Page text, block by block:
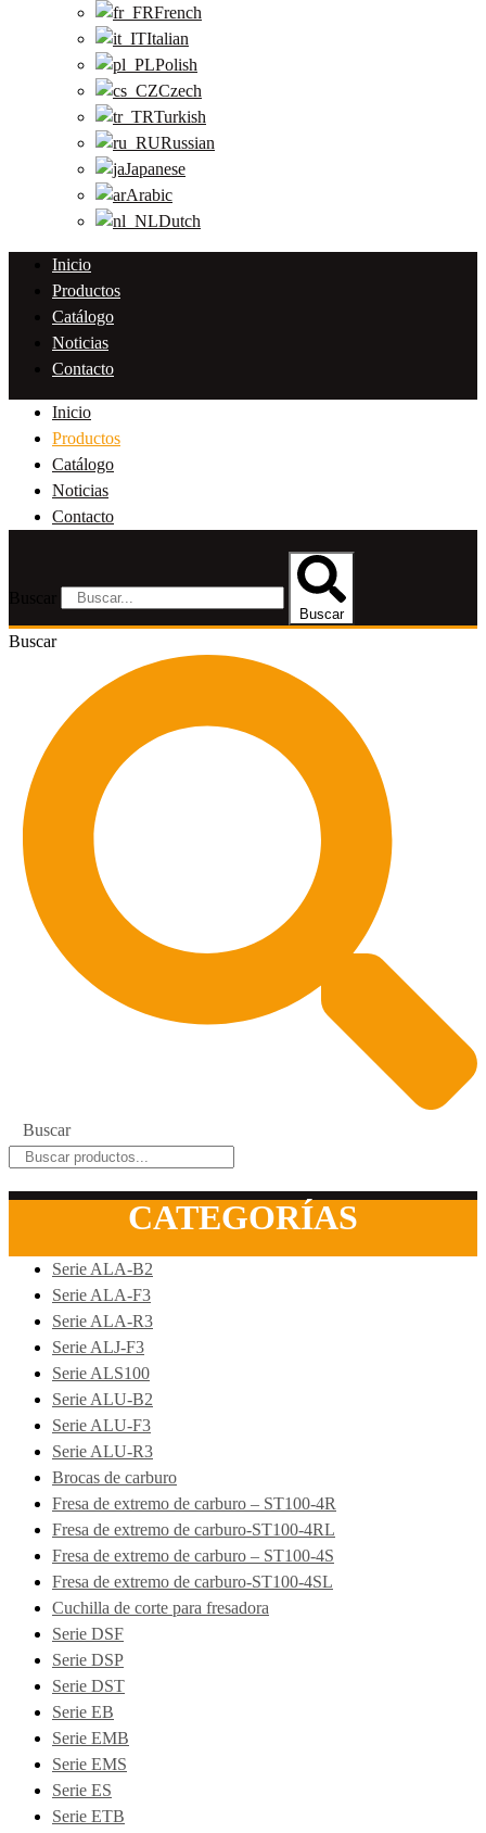
French
Italian
Polish
Czech
Turkish
Russian
Japanese
Arabic
Dutch
Inicio
Productos
Catálogo
Noticias
Contacto
Inicio
Productos
Catálogo
Noticias
Contacto
Buscar
Buscar
Buscar
CATEGORÍAS
Serie ALA-B2
Serie ALA-F3
Serie ALA-R3
Serie ALJ-F3
Serie ALS100
Serie ALU-B2
Serie ALU-F3
Serie ALU-R3
Brocas de carburo
Fresa de extremo de carburo – ST100-4R
Fresa de extremo de carburo-ST100-4RL
Fresa de extremo de carburo – ST100-4S
Fresa de extremo de carburo-ST100-4SL
Cuchilla de corte para fresadora
Serie DSF
Serie DSP
Serie DST
Serie EB
Serie EMB
Serie EMS
Serie ES
Serie ETB